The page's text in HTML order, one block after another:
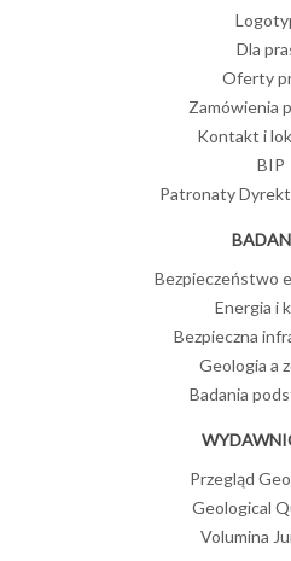
Dla
Oferty
Zamówienia
Kontakt i
BIP
Patronaty
Bezpieczeństwo
Energia i
Bezpieczna
Geologia a
Badania
Przegląd
Geological
Volumina